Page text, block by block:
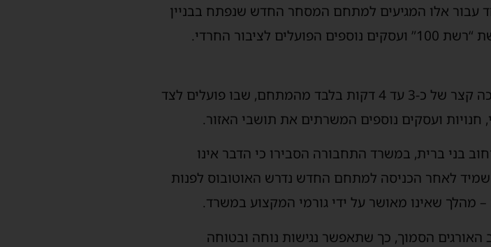
עבור אלו המגיעים למתחם המסחר החדש שנפתח בבניין
החרדי.
התחנה החדשה ברחוב האורגים ממוקמת במרחק הליכה קצר של כ-3 עד 4 דקות בלבד מהמתחם, שבו פועלים לצד
חנויות ועסקים נוספים המשרתים את תושבי האזור.
בני ברית, במשרד התחבורה הסבירו כי הדבר אינו
לאחר הכניסה למתחם החדש נדרש האוטובוס לפנות
מהלך שאינו מאושר על ידי גורמי המקצוע במשרד.
הסמוך, כך שתאפשר נגישות נוחה ובטוחה